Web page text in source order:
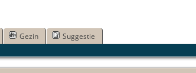
Gezin Suggestie